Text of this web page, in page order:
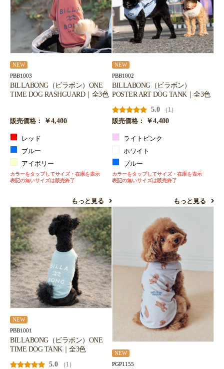
NEW
PBB1003
BILLABONG（ビラボン）ONE
TIME DOG RASHGUARD｜全3色
販売価格： ￥4,400
レッド
ブルー
アイボリー
カラーをタップしてサイズ・在庫を表示
表記の無いサイズは販売終了
もっと見る
NEW
PBB1002
BILLABONG（ビラボン）
POSTER ART DOG TANK｜全3色
5.0
（1）
販売価格：
￥4,400
ライトピンク
ホワイト
ブルー
カラーをタップしてサイズ・在庫を表示
表記の無いサイズは販売終了
もっと見る
NEW
PBB1001
BILLABONG（ビラボン）ONE
TIME DOG TANK｜全3色
5.0
（1）
NEW
PGP1155